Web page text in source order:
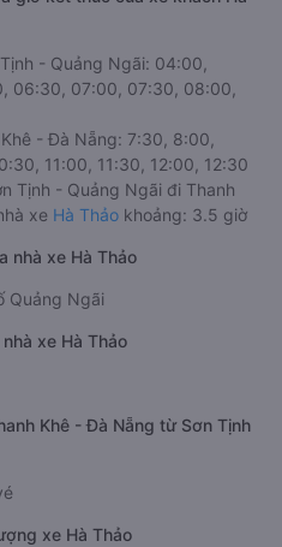
- Quảng Ngãi: 04:00,
06:30, 07:00, 07:30, 08:00,
- Đà Nẵng: 7:30, 8:00,
11:00, 11:30, 12:00, 12:30
Tịnh - Quảng Ngãi đi Thanh
xe Hà Thảo khoảng: 3.5 giờ
nhà xe Hà Thảo
Quảng Ngãi
xe Hà Thảo
Khê - Đà Nẵng từ Sơn Tịnh
xe Hà Thảo